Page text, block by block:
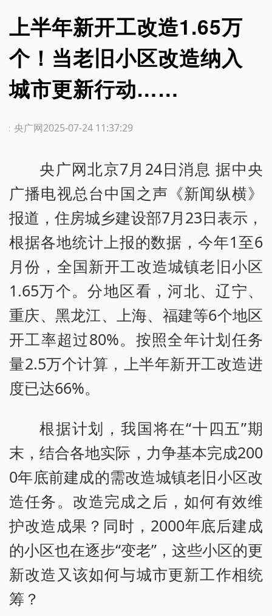
上半年新开工改造1.65万
个！当老旧小区改造纳入
城市更新行动……
2025-07-24 11:37:29
：央广网
央广网北京7月24日消息 据中央
广播电视总台中国之声《新闻纵横》
报道，住房城乡建设部7月23日表示，
根据各地统计上报的数据，今年1至6
月份，全国新开工改造城镇老旧小区
1.65万个。分地区看，河北、辽宁、
重庆、黑龙江、上海、福建等6个地区
开工率超过80%。按照全年计划任务
量2.5万个计算，上半年新开工改造进
度已达66%。
根据计划，我国将在“十四五”期
末，结合各地实际，力争基本完成200
0年底前建成的需改造城镇老旧小区改
造任务。改造完成之后，如何有效维
护改造成果？同时，2000年底后建成
的小区也在逐步“变老”，这些小区的更
新改造又该如何与城市更新工作相统
筹？